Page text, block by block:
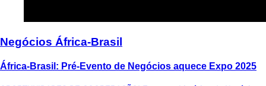
Negócios África-Brasil
África-Brasil: Pré-Evento de Negócios aquece Expo 2025